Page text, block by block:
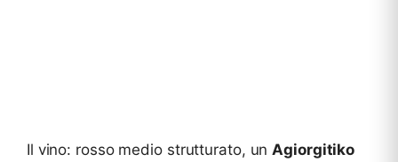
Il vino: rosso medio strutturato, unAgiorgitiko